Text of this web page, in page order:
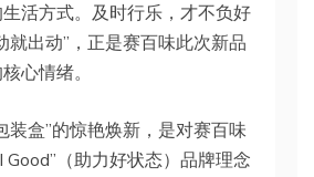
活方式。及时行乐，才不负好
就出动”，正是赛百味此次新品
心情绪。
装盒”的惊艳焕新，是对赛百味
Good”（助力好状态）品牌理念